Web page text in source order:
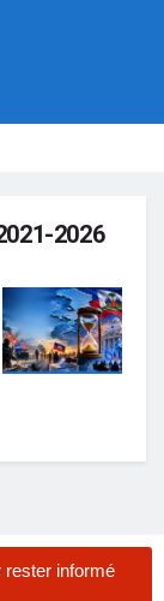
2026
rester informé